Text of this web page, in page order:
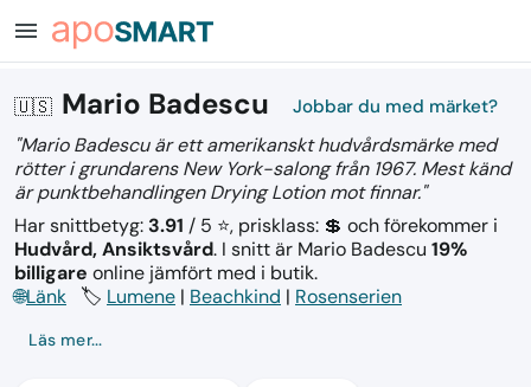
menu
🇺🇸 Mario Badescu Jobbar du med märket?
"Mario Badescu är ett amerikanskt hudvårdsmärke med
rötter i grundarens New York-salong från 1967. Mest känd
är punktbehandlingen Drying Lotion mot finnar."
Har snittbetyg: 3.91 / 5 ⭐, prisklass: 💲 och förekommer i
Hudvård, Ansiktsvård. I snitt är Mario Badescu 19%
billigare online jämfört med i butik.
🌐Länk 🏷️ Lumene | Beachkind | Rosenserien
Läs mer...